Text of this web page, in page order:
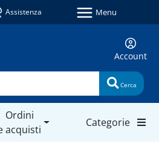
Assistenza Menu
Account
Cerca
Ordini
acquisti
Categorie